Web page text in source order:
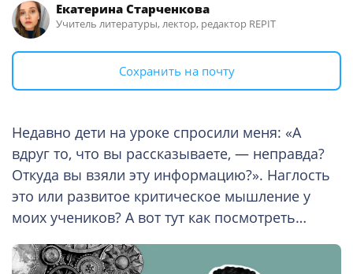
Екатерина Старченкова
Учитель литературы, лектор, редактор REPIT
Сохранить на почту
Недавно дети на уроке спросили меня: «А
вдруг то, что вы рассказываете, — неправда?
Откуда вы взяли эту информацию?». Наглость
это или развитое критическое мышление у
моих учеников? А вот тут как посмотреть…